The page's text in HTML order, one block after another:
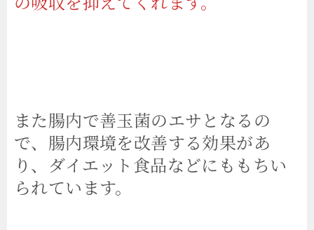
また腸内で善玉菌のエサとなるの
で、腸内環境を改善する効果があ
り、ダイエット食品などにももちい
られています。